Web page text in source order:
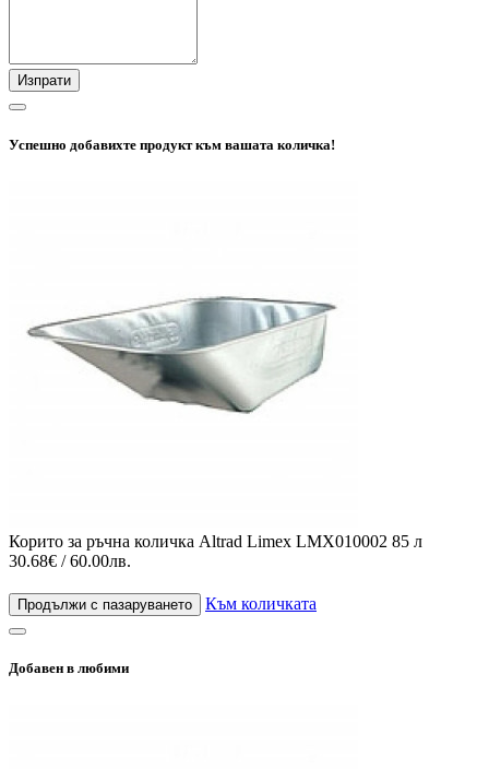
Изпрати
Успешно добавихте продукт към вашата количка!
Корито за ръчна количка Altrad Limex LMX010002 85 л
30.68€ / 60.00лв.
Продължи с пазаруването Към количката
Добавен в любими